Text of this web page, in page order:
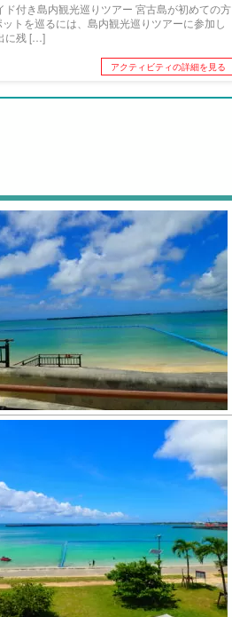
付き島内観光巡りツアー 宮古島が初めての方
トを巡るには、島内観光巡りツアーに参加し
に残 […]
アクティビティの詳細を見る